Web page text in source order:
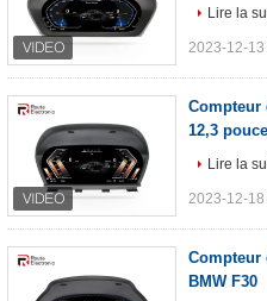
Lire la
2023-12-13
Compteur
12,3
Lire la
2023-12-18
Compteur
BMW F30